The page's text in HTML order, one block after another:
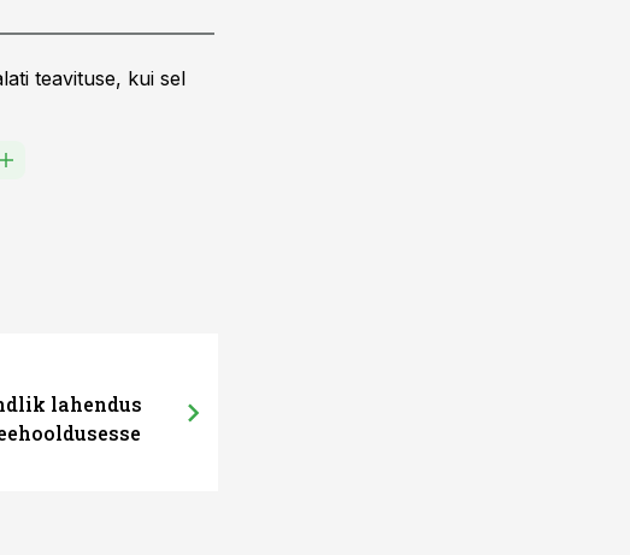
teavituse, kui sel
lahendus